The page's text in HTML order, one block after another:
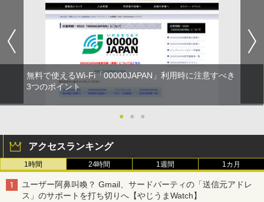
無料で使えるWi-Fi「00000JAPAN」利用時に注意すべき
3つのポイント
● ● ●
アクセスランキング
1時間 24時間 1週間 1カ月
ユーザー阿鼻叫喚？ Gmail、サードパーティの「送信元アドレ
ス」のサポートを打ち切りへ【やじうまWatch】